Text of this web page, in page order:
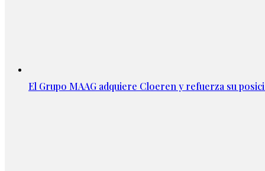
El Grupo MAAG adquiere Cloeren y refuerza su